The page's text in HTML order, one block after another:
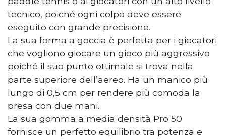
tecnico, poiché ogni colpo deve essere
eseguito con grande precisione.
La sua forma a goccia è perfetta per i giocatori
che vogliono giocare un gioco più aggressivo
poiché il suo punto ottimale si trova nella
parte superiore dell’aereo. Ha un manico più
lungo di 0,5 cm per rendere più comoda la
presa con due mani.
La sua gomma a media densità Pro 50
fornisce un perfetto equilibrio tra potenza e